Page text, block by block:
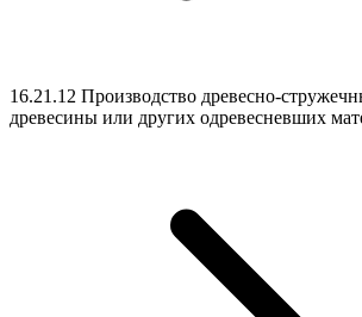
16.21.12 Производство древесно-
древесины или других одревесневших